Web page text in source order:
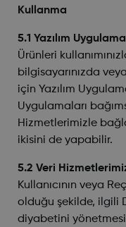
Kullanma
5.1 Yazılım
Ürünleri
bilgisayarınızda
için Yazılım
Uygulamaları
Hizmetlerimizle
ikisini de yapabilir.
5.2 Veri
Kullanıcının veya
olduğu şekilde, ilgili
diyabetini